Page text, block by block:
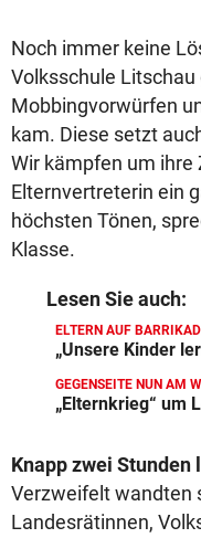
Noch immer keine
Volksschule
Mobbingvorwürfen
kam. Diese setzt
Wir kämpfen um ihre
Elternvertreterin ein
höchsten Tönen,
Klasse.
Lesen Sie auch:
ELTERN AUF
„Unsere Kinder
GEGENSEITE NUN AM
„Elternkrieg“ um
Knapp zwei Stunden
Verzweifelt wandten
Landesrätinnen,